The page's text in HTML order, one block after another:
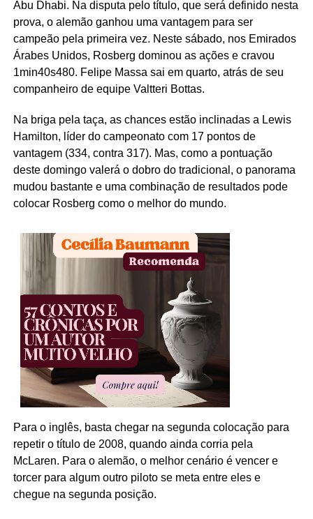
Abu Dhabi. Na disputa pelo título, que será definido nesta
prova, o alemão ganhou uma vantagem para ser
campeão pela primeira vez. Neste sábado, nos Emirados
Árabes Unidos, Rosberg dominou as ações e cravou
1min40s480. Felipe Massa sai em quarto, atrás de seu
companheiro de equipe Valtteri Bottas.
Na briga pela taça, as chances estão inclinadas a Lewis
Hamilton, líder do campeonato com 17 pontos de
vantagem (334, contra 317). Mas, como a pontuação
deste domingo valerá o dobro do tradicional, o panorama
mudou bastante e uma combinação de resultados pode
colocar Rosberg como o melhor do mundo.
Para o inglês, basta chegar na segunda colocação para
repetir o título de 2008, quando ainda corria pela
McLaren. Para o alemão, o melhor cenário é vencer e
torcer para algum outro piloto se meta entre eles e
chegue na segunda posição.